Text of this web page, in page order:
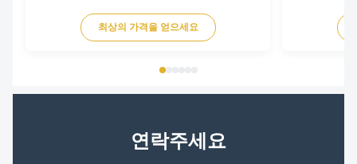
최상의 가격을 얻으세요
연락주세요